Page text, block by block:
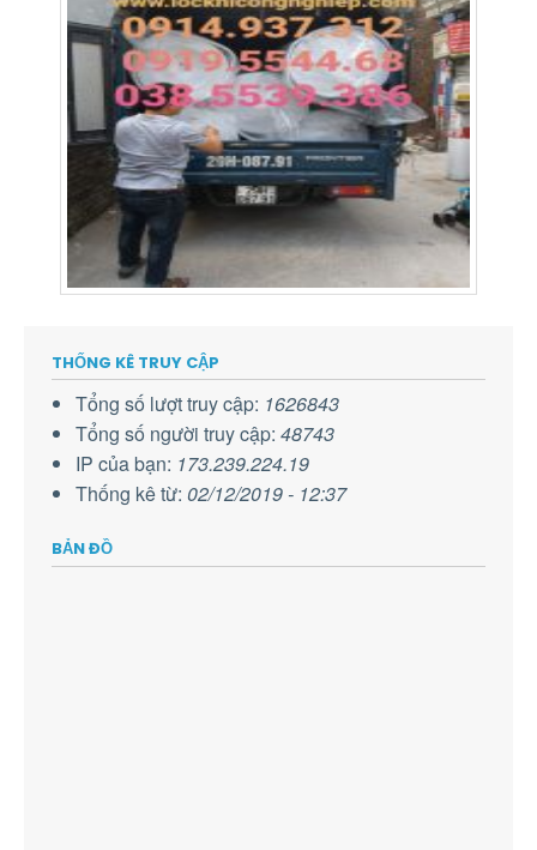
THỐNG KÊ TRUY CẬP
Tổng số lượt truy cập: 1626843
Tổng số người truy cập:48743
IP của bạn: 173.239.224.19
Thống kê từ: 02/12/2019 - 12:37
BẢN ĐỒ